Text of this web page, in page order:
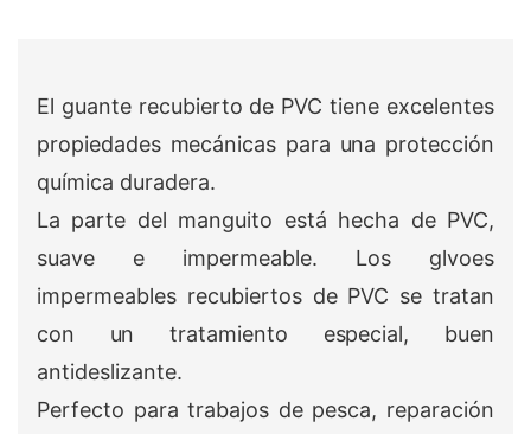
El guante recubierto de PVC tiene excelentes
propiedades mecánicas para una protección
química duradera.
La parte del manguito está hecha de PVC,
suave e impermeable. Los glvoes
impermeables recubiertos de PVC se tratan
con un tratamiento especial, buen
antideslizante.
Perfecto para trabajos de pesca, reparación